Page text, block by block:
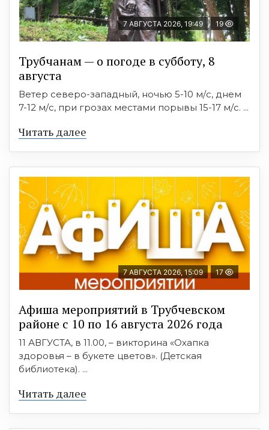
7 АВГУСТА 2026, 19:49 19
Трубчанам — о погоде в субботу, 8
августа
Ветер северо-западный, ночью 5-10 м/с, днем
7-12 м/с, при грозах местами порывы 15-17 м/с. ...
Читать далее
7 АВГУСТА 2026, 15:09 17
Афиша мероприятий в Трубчевском
районе с 10 по 16 августа 2026 года
11 АВГУСТА, в 11.00, – викторина «Охапка
здоровья – в букете цветов». (Детская
библиотека). ...
Читать далее